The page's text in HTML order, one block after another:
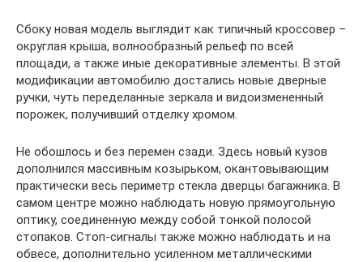
Сбоку новая модель выглядит как типичный кроссовер –
округлая крыша, волнообразный рельеф по всей
площади, а также иные декоративные элементы. В этой
модификации автомобилю достались новые дверные
ручки, чуть переделанные зеркала и видоизмененный
порожек, получивший отделку хромом.
Не обошлось и без перемен сзади. Здесь новый кузов
дополнился массивным козырьком, окантовывающим
практически весь периметр стекла дверцы багажника. В
самом центре можно наблюдать новую прямоугольную
оптику, соединенную между собой тонкой полосой
стопаков. Стоп-сигналы также можно наблюдать и на
обвесе, дополнительно усиленном металлическими